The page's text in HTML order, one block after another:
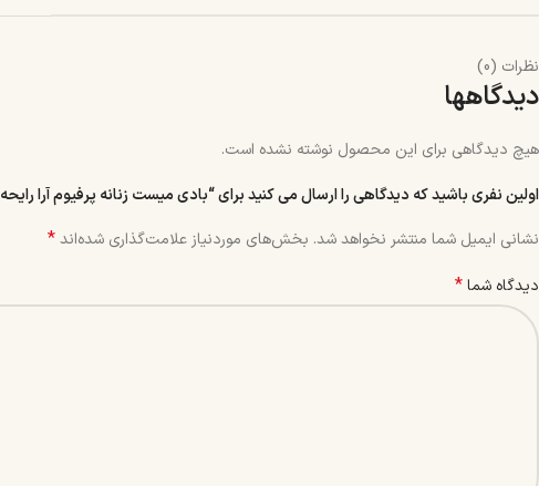
نظرات (0)
دیدگاهها
هیچ دیدگاهی برای این محصول نوشته نشده است.
اولین نفری باشید که دیدگاهی را ارسال می کنید برای “بادی میست زنانه پرفیوم آرا رایحه Good Girl حجم 190 میل”
نشانی ایمیل شما منتشر نخواهد شد. بخش‌های موردنیاز علامت‌گذاری شده‌اند*
دیدگاه شما*